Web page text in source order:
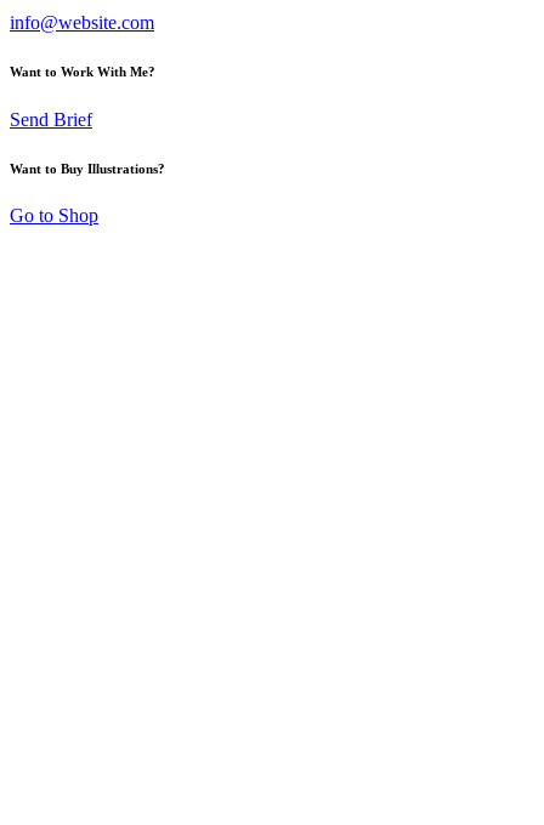
info@website.com
Want to Work With Me?
Send Brief
Want to Buy Illustrations?
Go to Shop